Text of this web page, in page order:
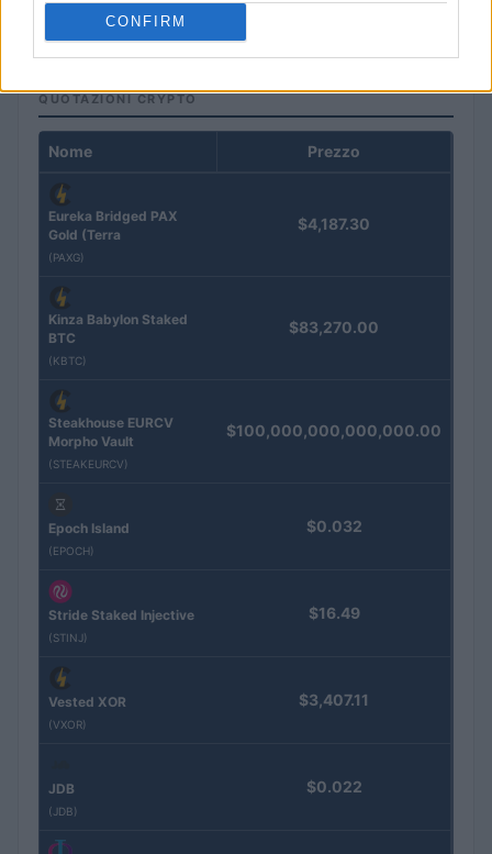
CONFIRM
Redazione · 5 Ago 2026
QUOTAZIONI CRYPTO
Nome Prezzo
Eureka Bridged PAX
Gold (Terra
(PAXG)
$4,187.30
Kinza Babylon Staked
BTC
(KBTC)
$83,270.00
Steakhouse EURCV
Morpho Vault
(STEAKEURCV)
$100,000,000,000,000.00
Epoch Island
(EPOCH)
$0.032
Stride Staked Injective
(STINJ)
$16.49
Vested XOR
(VXOR)
$3,407.11
JDB
(JDB)
$0.022